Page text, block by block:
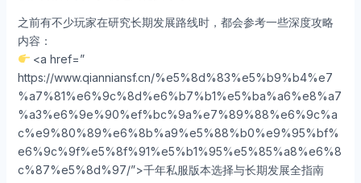
之前有不少玩家在研究长期发展路线时，都会参考一些深度攻略
内容：
<a href=”
https://www.qianniansf.cn/%e5%8d%83%e5%b9%b4%e7
%a7%81%e6%9c%8d%e6%b7%b1%e5%ba%a6%e8%a7
%a3%e6%9e%90%ef%bc%9a%e7%89%88%e6%9c%a
c%e9%80%89%e6%8b%a9%e5%88%b0%e9%95%bf%
e6%9c%9f%e5%8f%91%e5%b1%95%e5%85%a8%e6%8
c%87%e5%8d%97/”>千年私服版本选择与长期发展全指南